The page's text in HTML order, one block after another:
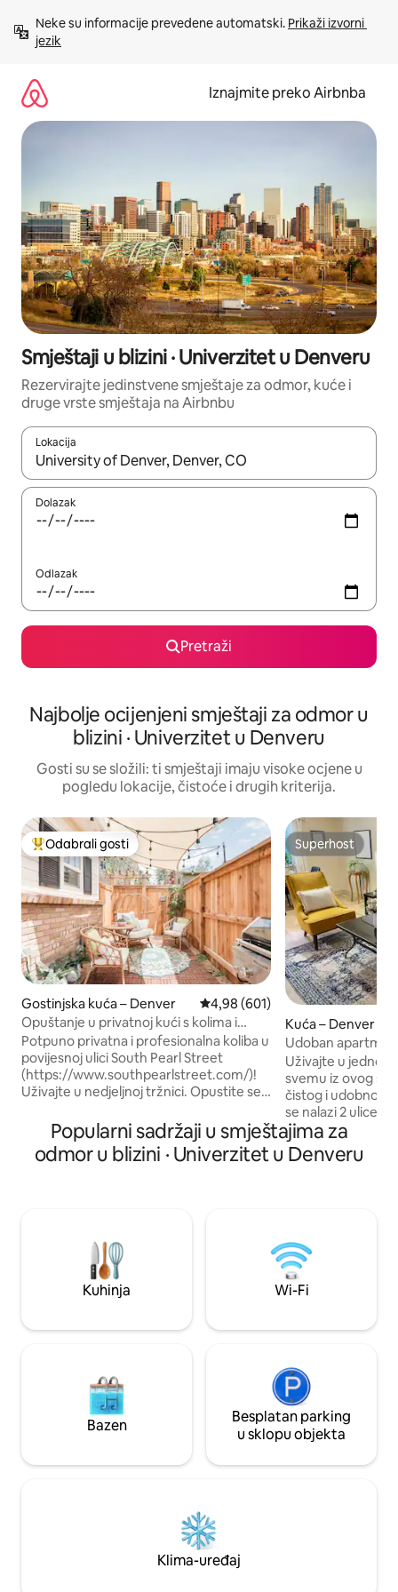
sadržaj
Neke su informacije prevedene automatski. Prikaži izvorni
jezik
Iznajmite preko Airbnba
Smještaji u blizini · Univerzitet u Denveru
Rezervirajte jedinstvene smještaje za odmor, kuće i
druge vrste smještaja na Airbnbu
Lokacija
Kada budu dostupni rezultati, moći ćete ih pregledati
Dolazak
Odlazak
Pretraži
Najbolje ocijenjeni smještaji za odmor u
blizini · Univerzitet u Denveru
Gosti su se složili: ti smještaji imaju visoke ocjene u
pogledu lokacije, čistoće i drugih kriterija.
Među najviše rangiranima s oznakom „Odabrali gosti”
Odabrali gosti
Gostinjska kuća – Denver Prosječna ocjena: 4,98/5,
4,98 (601)
Opuštanje u privatnoj kući s kolima i
ležaljkom u obliku kugle
Potpuno privatna i profesionalna koliba u
povijesnoj ulici South Pearl Street
(https://www.southpearlstreet.com/)!
Uživajte u nedjeljnoj tržnici. Opustite se
ploči ove boemske bolthole skrivene iza
ograde privatnosti od 2 metra.
Upotrijebite vlastita ulazna vrata kako
uključuju stol s brancinom na bendu,
umivaonik s antiknim šivaćim strojem i
420 terasa s tržišnim svjetlima. Doggos
je dobrodošao! Pearl Alley je jedinstvena
četvrti! Izgradnja kočije dovršena je
1908. godine. Obnovljeni vanjski dio od
cigle, ukrasne letvice koje odgovaraju
glavnoj kući i originalna stražnja vrata kao
vrata kupaonice! Naša kuća u obliku
ispunjena je cool dekorom (pogledajte
za humor koji ćete pronaći u cijelom
prostoru. Nadamo se da ćemo vas
nasmijati i donijeti malo radosti vašem
Superhost
Superhost
Kuća – Denver
Udoban
Sveučilišta u
Uživajte u
svemu iz ovog
čistog i udobnog
se nalazi 2 ulice
(DU). Advent
udaljena je samo 1 milju. Do
meksičkog
Denvera udaljen
vožnje. Prostrano stražnje dvorište s
udobnom
ognjišta, a tu su i
Popularni sadržaji u smještajima za
odmor u blizini · Univerzitet u Denveru
Kuhinja Wi-Fi
Bazen
Besplatan parking
u sklopu objekta
Klima-uređaj